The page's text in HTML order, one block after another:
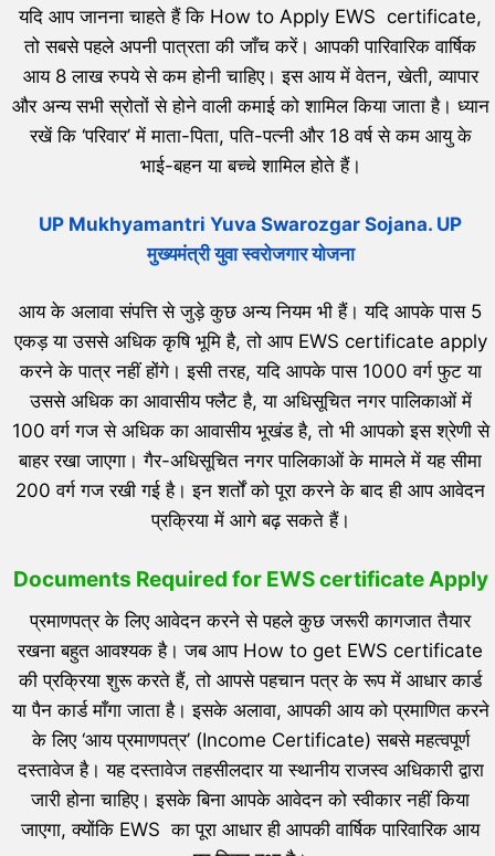
यदि आप जानना चाहते हैं कि How to Apply EWS certificate,
तो सबसे पहले अपनी पात्रता की जाँच करें। आपकी पारिवारिक वार्षिक
आय 8 लाख रुपये से कम होनी चाहिए। इस आय में वेतन, खेती, व्यापार
और अन्य सभी स्रोतों से होने वाली कमाई को शामिल किया जाता है। ध्यान
रखें कि ‘परिवार’ में माता-पिता, पति-पत्नी और 18 वर्ष से कम आयु के
भाई-बहन या बच्चे शामिल होते हैं।
UP Mukhyamantri Yuva Swarozgar Sojana. UP
मुख्यमंत्री युवा स्वरोजगार योजना
आय के अलावा संपत्ति से जुड़े कुछ अन्य नियम भी हैं। यदि आपके पास 5
एकड़ या उससे अधिक कृषि भूमि है, तो आप EWS certificate apply
करने के पात्र नहीं होंगे। इसी तरह, यदि आपके पास 1000 वर्ग फुट या
उससे अधिक का आवासीय फ्लैट है, या अधिसूचित नगर पालिकाओं में
100 वर्ग गज से अधिक का आवासीय भूखंड है, तो भी आपको इस श्रेणी से
बाहर रखा जाएगा। गैर-अधिसूचित नगर पालिकाओं के मामले में यह सीमा
200 वर्ग गज रखी गई है। इन शर्तों को पूरा करने के बाद ही आप आवेदन
प्रक्रिया में आगे बढ़ सकते हैं।
Documents Required for EWS certificate Apply
प्रमाणपत्र के लिए आवेदन करने से पहले कुछ जरूरी कागजात तैयार
रखना बहुत आवश्यक है। जब आप How to get EWS certificate
की प्रक्रिया शुरू करते हैं, तो आपसे पहचान पत्र के रूप में आधार कार्ड
या पैन कार्ड माँगा जाता है। इसके अलावा, आपकी आय को प्रमाणित करने
के लिए ‘आय प्रमाणपत्र’ (Income Certificate) सबसे महत्वपूर्ण
दस्तावेज है। यह दस्तावेज तहसीलदार या स्थानीय राजस्व अधिकारी द्वारा
जारी होना चाहिए। इसके बिना आपके आवेदन को स्वीकार नहीं किया
जाएगा, क्योंकि EWS का पूरा आधार ही आपकी वार्षिक पारिवारिक आय